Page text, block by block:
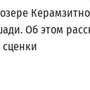
Об этом